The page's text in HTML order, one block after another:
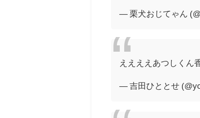
— 栗犬おじてゃん
ええええあつしくん
— 吉田ひととせ